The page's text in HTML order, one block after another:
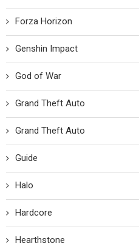
Forza Horizon
Genshin Impact
God of War
Grand Theft Auto
Grand Theft Auto
Guide
Halo
Hardcore
Hearthstone